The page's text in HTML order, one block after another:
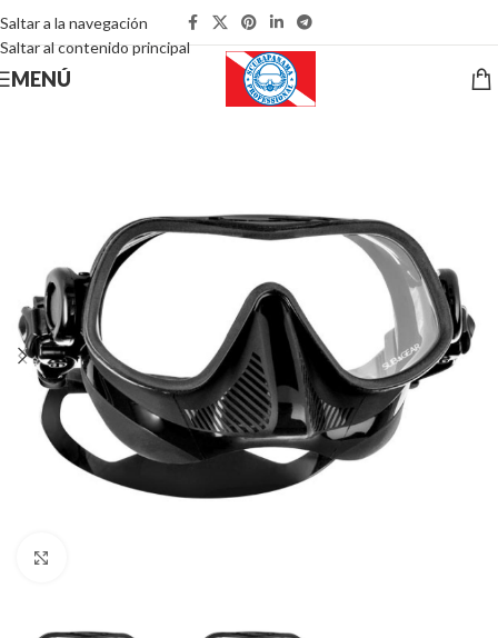
Saltar a la navegación
Saltar al contenido principal
MENÚ